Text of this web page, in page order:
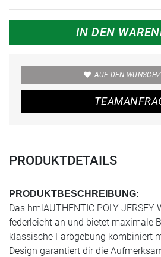
IN DEN
AUF DEN
PRODUKTDETAILS
PRODUKTBESCHREIBUNG:
Das hmlAUTHENTIC POLY
federleicht an und bietet maximale
klassische Farbgebung kombiniert
Design garantiert dir die